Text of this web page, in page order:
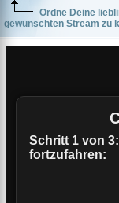
Ordne Deine
gewünschten Stream zu